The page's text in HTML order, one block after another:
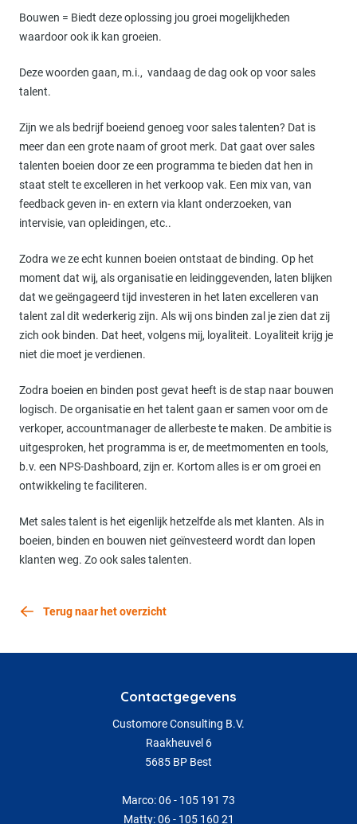
Bouwen = Biedt deze oplossing jou groei mogelijkheden
waardoor ook ik kan groeien.
Deze woorden gaan, m.i., vandaag de dag ook op voor sales
talent.
Zijn we als bedrijf boeiend genoeg voor sales talenten? Dat is
meer dan een grote naam of groot merk. Dat gaat over sales
talenten boeien door ze een programma te bieden dat hen in
staat stelt te excelleren in het verkoop vak. Een mix van, van
feedback geven in- en extern via klant onderzoeken, van
intervisie, van opleidingen, etc..
Zodra we ze echt kunnen boeien ontstaat de binding. Op het
moment dat wij, als organisatie en leidinggevenden, laten blijken
dat we geëngageerd tijd investeren in het laten excelleren van
talent zal dit wederkerig zijn. Als wij ons binden zal je zien dat zij
zich ook binden. Dat heet, volgens mij, loyaliteit. Loyaliteit krijg je
niet die moet je verdienen.
Zodra boeien en binden post gevat heeft is de stap naar bouwen
logisch. De organisatie en het talent gaan er samen voor om de
verkoper, accountmanager de allerbeste te maken. De ambitie is
uitgesproken, het programma is er, de meetmomenten en tools,
b.v. een NPS-Dashboard, zijn er. Kortom alles is er om groei en
ontwikkeling te faciliteren.
Met sales talent is het eigenlijk hetzelfde als met klanten. Als in
boeien, binden en bouwen niet geïnvesteerd wordt dan lopen
klanten weg. Zo ook sales talenten.
Terug naar het overzicht
Contactgegevens
Customore Consulting B.V.
Raakheuvel 6
5685 BP Best
Marco: 06 - 105 191 73
Matty: 06 - 105 160 21